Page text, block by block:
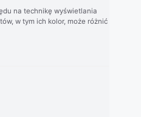
na technikę wyświetlania
w tym ich kolor, może różnić